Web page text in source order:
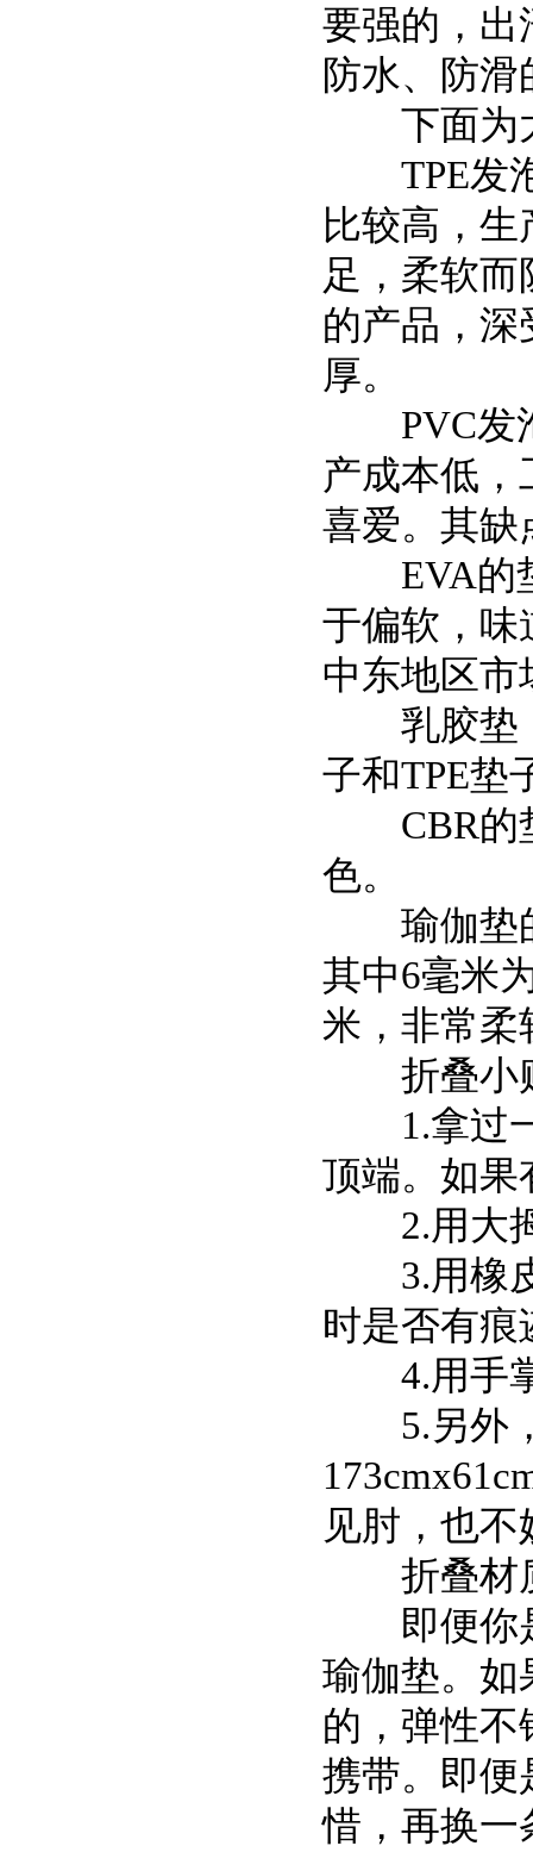
要强的，出
防水、防滑
下面为大
TPE发泡
比较高，
足，柔软
的产品，深
厚。
PVC发泡
产成本低
喜爱。其缺
EVA的垫
于偏软，味
中东地区市
乳胶垫，
子和TPE垫
CBR的垫
色。
瑜伽垫的
其中6毫米
米，非常柔
折叠小
1.拿过一
顶端。如果
2.用大拇
3.用橡皮
时是否有痕
4.用手掌
5.另外，
见肘，也
折叠材
即便你是
瑜伽垫。如
的，弹性
携带。即便
惜，再换一